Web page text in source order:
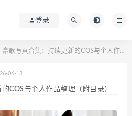
登录
豪歌写真合集：持续更新的COS与个人作品整理（附目录）
06-13
COS与个人作品整理（附目录）